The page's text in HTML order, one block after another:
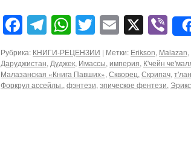
Facebook
Telegram
WhatsApp
Twitter
Email
X
Рубрика: КНИГИ-РЕЦЕНЗИИ | Метки: Erikson, Malazan,
Даруджистан,Дуджек, Имассы,империя, К'чейн
Малазанская «Книга Павших»,Скворец,Скрипач,
Форкрул ассейлы.,фэнтези,эпическое фентези,